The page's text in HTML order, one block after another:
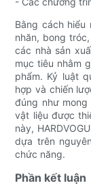
Bằng cách
nhăn, bong
các nhà sản
mục tiêu nhằm
phẩm. Kỷ luật
hợp và chiến
đúng như
vật liệu được
này,
dựa trên
chức năng.
Phần kết luận